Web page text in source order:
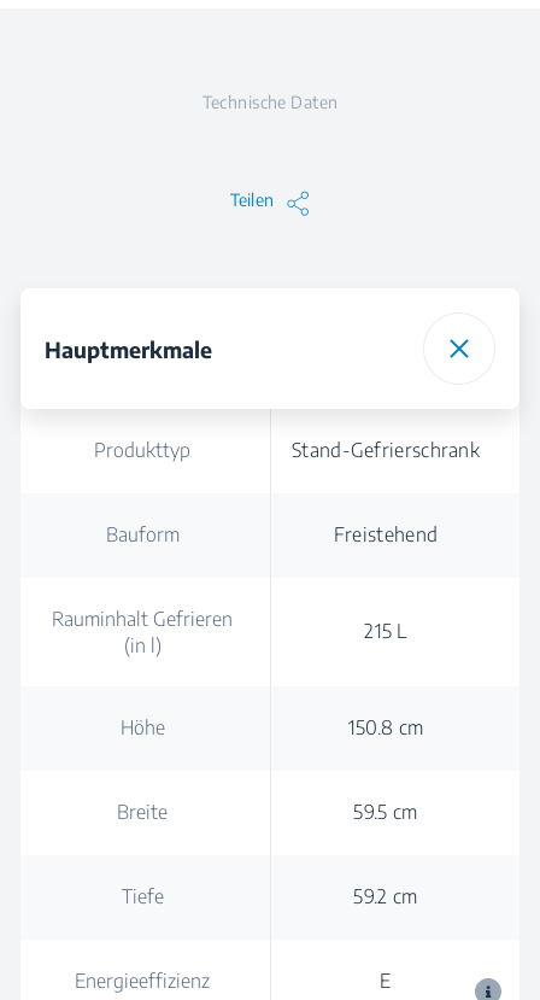
Technische Daten
Teilen
Hauptmerkmale
Produkttyp Stand-Gefrierschrank
Bauform Freistehend
Rauminhalt Gefrieren
(in l)
215 L
Höhe 150.8 cm
Breite 59.5 cm
Tiefe 59.2 cm
Energieeffizienz E